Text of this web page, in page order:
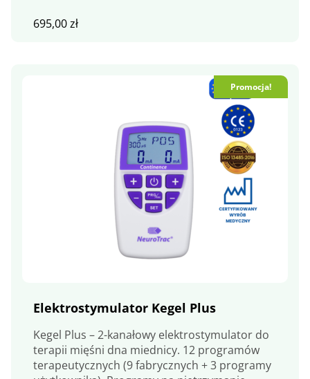
695,00zł
Promocja!
Elektrostymulator Kegel Plus
Kegel Plus – 2-kanałowy elektrostymulator do
terapii mięśni dna miednicy. 12 programów
terapeutycznych (9 fabrycznych + 3 programy